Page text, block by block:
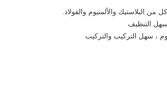
البلاستيك والألمنيوم والفولاذ.